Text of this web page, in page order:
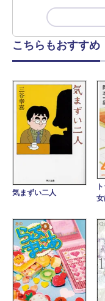
こちらもおすすめ
気まずい二人